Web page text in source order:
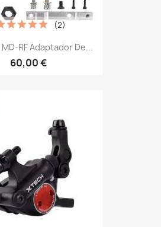
RF Adaptador De...
60,00 €
(2)